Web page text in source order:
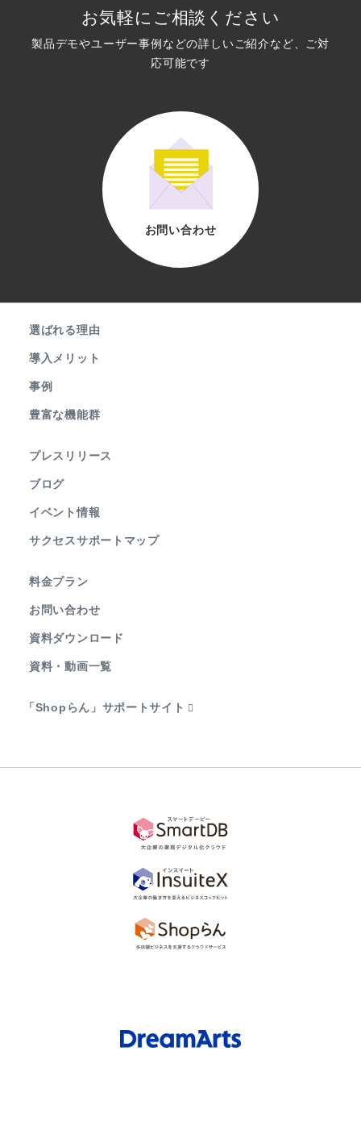
お気軽にご相談ください
製品デモやユーザー事例などの詳しいご紹介など、ご対
応可能です
お問い合わせ
選ばれる理由
導入メリット
事例
豊富な機能群
プレスリリース
ブログ
イベント情報
サクセスサポートマップ
料金プラン
お問い合わせ
資料ダウンロード
資料・動画一覧
「Shopらん」サポートサイト